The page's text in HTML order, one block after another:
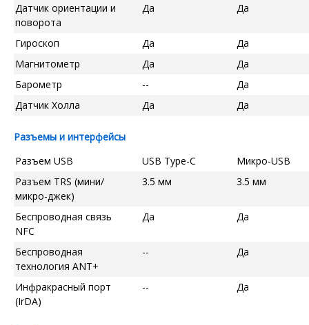
Датчик ориентации и
поворота
Да Да
Гироскоп Да
Да
Магнитометр
Да
Да
Барометр
--
Да
Датчик Холла
Да Да
Разъемы и интерфейсы
Разъем USB
USB Type-C
Микро-USB
Разъем TRS (мини/
микро-джек)
3.5 мм 3.5 мм
Беспроводная связь
NFC
Да Да
Беспроводная
технология ANT+
-- Да
Инфракрасный порт
(IrDA)
-- Да